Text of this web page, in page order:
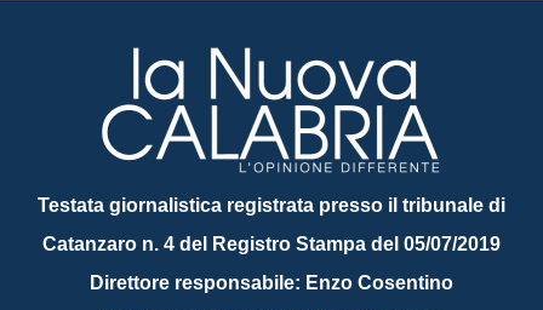
Testata giornalistica registrata presso il tribunale di
Catanzaro n. 4 del Registro Stampa del 05/07/2019
Direttore responsabile: Enzo Cosentino